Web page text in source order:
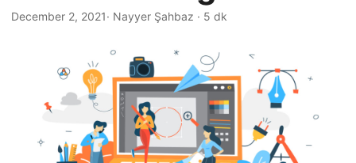
ş
December 2, 2021· Nayyer Şahbaz · 5 dk